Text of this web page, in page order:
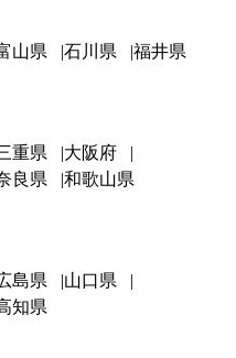
山県 石川県 福井県
重県
大阪府
良県 和歌山県
島県
山口県
知県